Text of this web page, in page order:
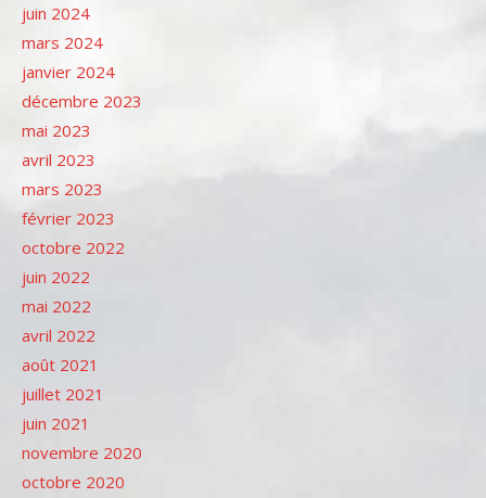
juin 2024
mars 2024
janvier 2024
décembre 2023
mai 2023
avril 2023
mars 2023
février 2023
octobre 2022
juin 2022
mai 2022
avril 2022
août 2021
juillet 2021
juin 2021
novembre 2020
octobre 2020